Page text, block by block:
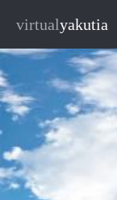
virtualyakutia